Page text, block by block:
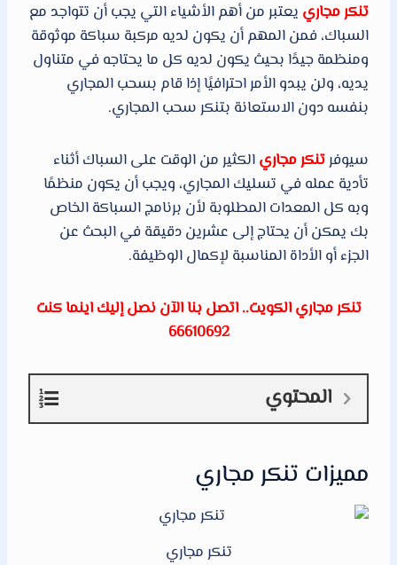
تنكر مجاري يعتبر من أهم الأشياء التي يجب أن تتواجد مع
السباك، فمن المهم أن يكون لديه مركبة سباكة موثوقة
ومنظمة جيدًا بحيث يكون لديه كل ما يحتاجه في متناول
يديه، ولن يبدو الأمر احترافيًا إذا قام بسحب المجاري
بنفسه دون الاستعانة بتنكر سحب المجاري.
سيوفرتنكر مجاريالكثير من الوقت على السباك أثناء
تأدية عمله في تسليك المجاري، ويجب أن يكون منظمًا
وبه كل المعدات المطلوبة لأن برنامج السباكة الخاص
بك يمكن أن يحتاج إلى عشرين دقيقة في البحث عن
الجزء أو الأداة المناسبة لإكمال الوظيفة.
تنكر مجاري الكويت.. اتصل بنا الآن نصل إليك اينما كنت
66610692
المحتوي
مميزات تنكر مجاري
تنكر مجاري